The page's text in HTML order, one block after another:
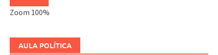
Zoom 100%
AULA POLÍTICA